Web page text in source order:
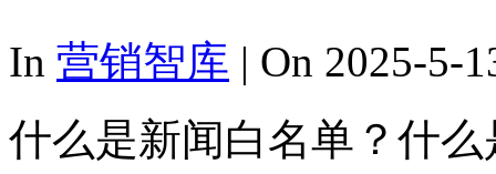
In 营销智库 | On 2025-5-
什么是新闻白名单？什